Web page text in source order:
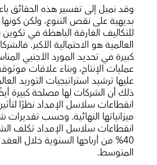
وقد نميل إلى تفسير هذه الحقائق
بديهية على نقص التنوع، ولكن
للتكاليف الغارقة الباهظة في
العالمية هو الاحتمالية الأكبر.
كبيرة في تحديد المورد الأجنبي
عمليات الإنتاج، وبناء علاقات
عليها ترشيد استراتيجيات التوريد
ذلك أن الشركات لها مصلحة كبيرة
انقطاعات سلاسل الإمداد نظرًا
ميزانياتها النهائية. وحسب تقديرات
انقطاعات سلاسل الإمداد تكلف
40% من أرباحها السنوية خلال
المتوسط.